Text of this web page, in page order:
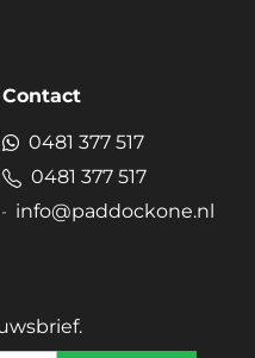
Contact
0481 377 517
0481 377 517
info@paddockone.nl